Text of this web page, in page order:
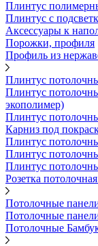
Плинтус
Плинтус с
Аксессуары к
Порожки, профиля
Профиль из
Плинтус
Плинтус
экополимер)
Плинтус
Карниз под
Плинтус
Плинтус
Плинтус
Розетка
Потолочные
Потолочные
Потолочные